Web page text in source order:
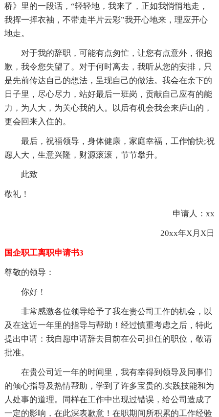
桥》里的一段话，“轻轻地，我来了，正如我悄悄地走，
我挥一挥衣袖，不带走半片云彩”我开心地来，理应开心
地走。
对于我的辞职，可能有点匆忙，让您有点意外，很抱
歉，我令您失望了。对于何时离去，我听从您的安排，只
是先前传达自己的想法，呈现自己的做法。我会在余下的
日子里，尽心尽力，站好最后一班岗，贡献自己应有的能
力，为人大，为关心我的人。以后有机会我会来庐山的，
更会回来入住的。
最后，祝福领导，身体健康，家庭幸福，工作愉快;祝
愿人大，生意兴隆，财源滚滚，节节攀升。
此致
敬礼！
申请人：xx
20xx年X月X日
国企职工离职申请书3
尊敬的领导：
你好！
非常感激各位领导给予了我在贵公司工作的机会，以
及在这近一年里的指导与帮助！经过慎重考虑之后，特此
提出申请：我自愿申请辞去目前在公司担任的职位，敬请
批准。
在贵公司近一年的时间里，我有幸得到领导及同事们
的倾心指导及热情帮助，学到了许多宝贵的.实践技能和为
人处事的道理。同样在工作中出现过错误，给公司造成了
一定的影响，在此深表歉意！在职期间所积累的工作经验